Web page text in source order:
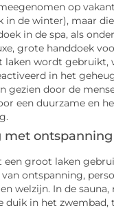
op
in de winter), maar
in de spa, als
grote handdoek
laken wordt gebruikt,
in het
gezien door de
een duurzame en
met
een groot laken
ontspanning,
welzijn. In de sauna,
duik in het zwembad,